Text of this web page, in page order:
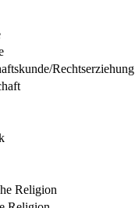
Rechtserziehung
Religion